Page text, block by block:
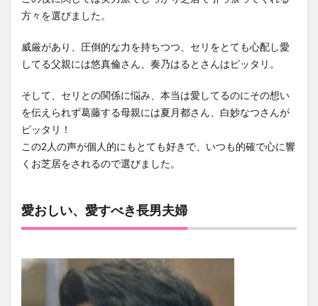
方々を選びました。
威厳があり、圧倒的な力を持ちつつ、セリをとても心配し愛
してる父親には悠真倫さん、奏乃はるとさんはピッタリ。
そして、セリとの関係に悩み、本当は愛してるのにその想い
を伝えられず葛藤する母親には夏月都さん、白妙なつさんが
ピッタリ！
この2人の声が個人的にもとても好きで、いつも的確で心に響
くお芝居をされるので選びました。
愛おしい、愛すべき長男夫婦